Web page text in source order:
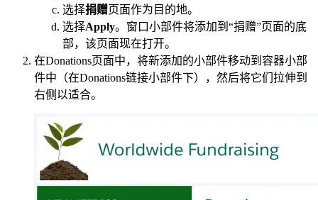
选择捐赠页面作为目的地。
选择Apply。窗口小部件将添加到“捐赠”页面的底
部，该页面现在打开。
在Donations页面中，将新添加的小部件移动到容器小部
件中（在Donations链接小部件下），然后将它们拉伸到
右侧以适合。